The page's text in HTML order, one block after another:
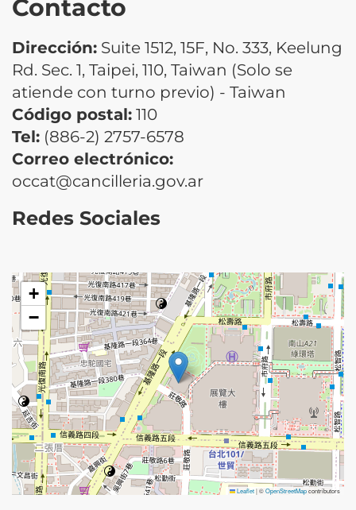
Contacto
Dirección: Suite 1512, 15F, No. 333, Keelung
Rd. Sec. 1, Taipei, 110, Taiwan (Solo se
atiende con turno previo) - Taiwan
Código postal: 110
Tel: (886-2) 2757-6578
Correo electrónico:
occat@cancilleria.gov.ar
Redes Sociales
+
−
Leaflet|©OpenStreetMapcontributors